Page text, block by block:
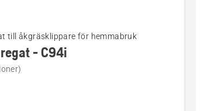
till åkgräsklippare för hemmabruk
- C94i